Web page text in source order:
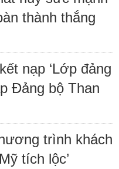
thành thắng
nạp ‘Lớp đảng
Đảng bộ Than
trình khách
tích lộc’